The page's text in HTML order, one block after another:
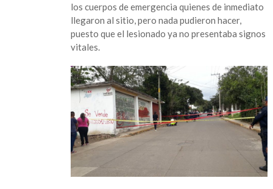
los cuerpos de emergencia quienes de inmediato
llegaron al sitio, pero nada pudieron hacer,
puesto que el lesionado ya no presentaba signos
vitales.